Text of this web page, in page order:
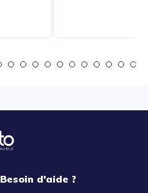
Besoin d'aide ?